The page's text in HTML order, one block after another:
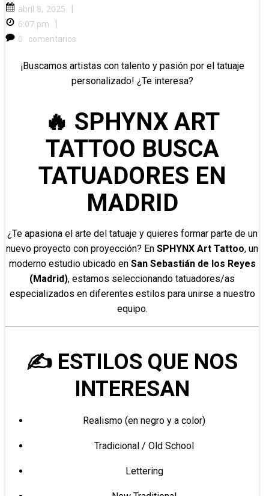
abril 8, 2025
|
6:07 pm
|
0
comentarios
¡Buscamos artistas con talento y pasión por el tatuaje
personalizado! ¿Te interesa?
🔥 SPHYNX ART
TATTOO BUSCA
TATUADORES EN
MADRID
¿Te apasiona el arte del tatuaje y quieres formar parte de un
nuevo proyecto con proyección? En SPHYNX Art Tattoo, un
moderno estudio ubicado en San Sebastián de los Reyes
(Madrid), estamos seleccionando tatuadores/as
especializados en diferentes estilos para unirse a nuestro
equipo.
✍️ ESTILOS QUE NOS
INTERESAN
Realismo (en negro y a color)
Tradicional / Old School
Lettering